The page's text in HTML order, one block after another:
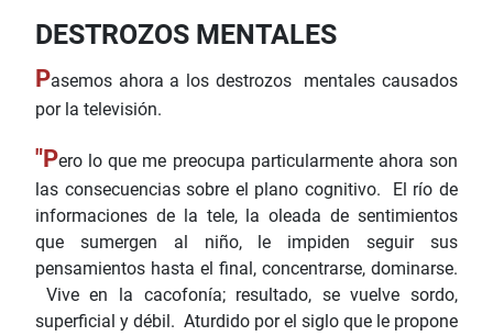
DESTROZOS MENTALES
Pasemos ahora a los destrozos mentales causados
por la televisión.
"Pero lo que me preocupa particularmente ahora son
las consecuencias sobre el plano cognitivo. El río de
informaciones de la tele, la oleada de sentimientos
que sumergen al niño, le impiden seguir sus
pensamientos hasta el final, concentrarse, dominarse.
Vive en la cacofonía; resultado, se vuelve sordo,
superficial y débil. Aturdido por el siglo que le propone